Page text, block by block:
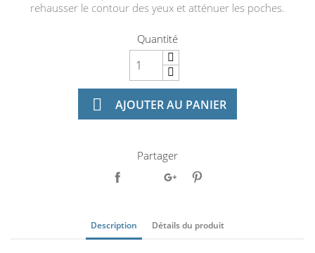
rehausser le contour des yeux et atténuer les poches.
Quantité
 AJOUTER AU PANIER
Partager
Description Détails du produit